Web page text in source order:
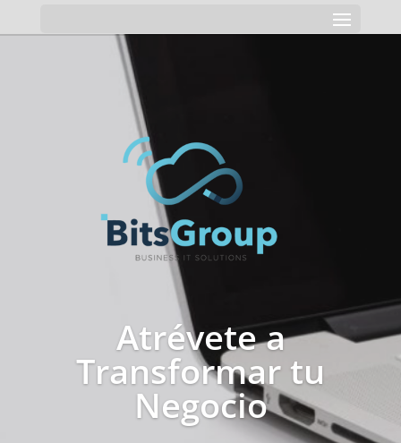
Atrévete a
Transformar tu
Negocio